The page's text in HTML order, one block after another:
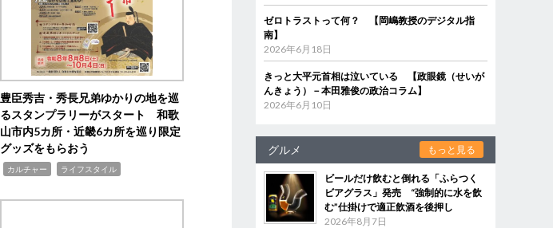
豊臣秀吉・秀長兄弟ゆかりの地を巡
るスタンプラリーがスタート 和歌
山市内5カ所・近畿6カ所を巡り限定
グッズをもらおう
カルチャー ライフスタイル
ゼロトラストって何？ 【岡嶋教授のデジタル指
南】
2026年6月18日
きっと大平元首相は泣いている 【政眼鏡（せいが
んきょう）－本田雅俊の政治コラム】
2026年6月10日
グルメ もっと見る
ビールだけ飲むと倒れる「ふらつく
ビアグラス」発売 “強制的に水を飲
む”仕掛けで適正飲酒を後押し
2026年8月7日